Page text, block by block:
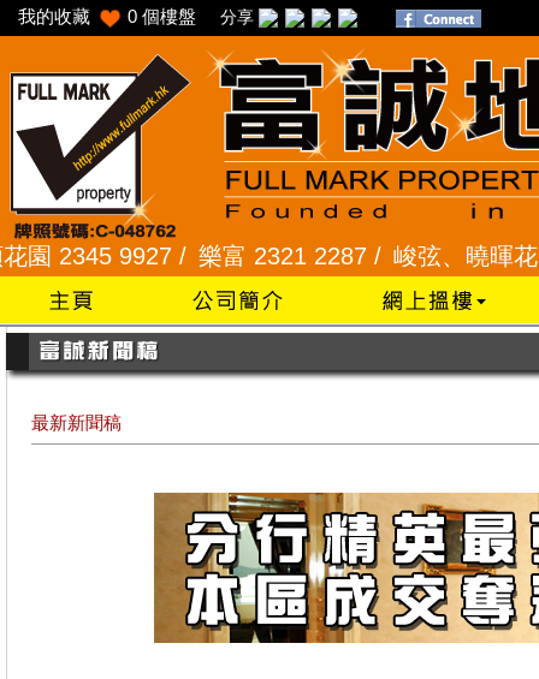
我的收藏 0 個樓盤 分享
9927 /樂富 2321 2287 /峻弦、曉暉花園
最新新聞稿